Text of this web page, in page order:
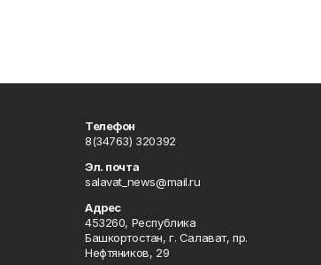
Телефон
8(34763) 320392
Эл. почта
salavat_news@mail.ru
Адрес
453260, Республика
Башкортостан, г. Салават, пр.
Нефтяников, 29